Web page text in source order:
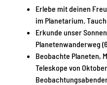
Erlebe mit deinen
im Planetarium.
Erkunde unser
Planetenwanderweg
Beobachte Planeten,
Teleskope von